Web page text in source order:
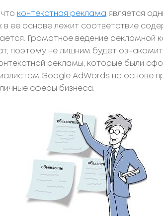
контекстная реклама является
в ее основе лежит соответствие
Грамотное ведение рекламной
поэтому не лишним будет
рекламы, которые были
Google AdWords на основе
сферы бизнеса.